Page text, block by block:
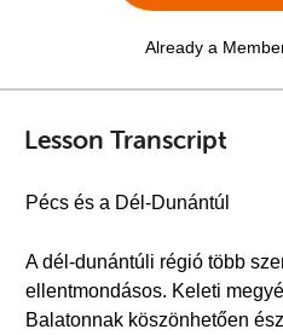
Already a
Lesson Transcript
Pécs és a Dél-Dunántúl
A dél-dunántúli régió több
ellentmondásos. Keleti
Balatonnak köszönhetően